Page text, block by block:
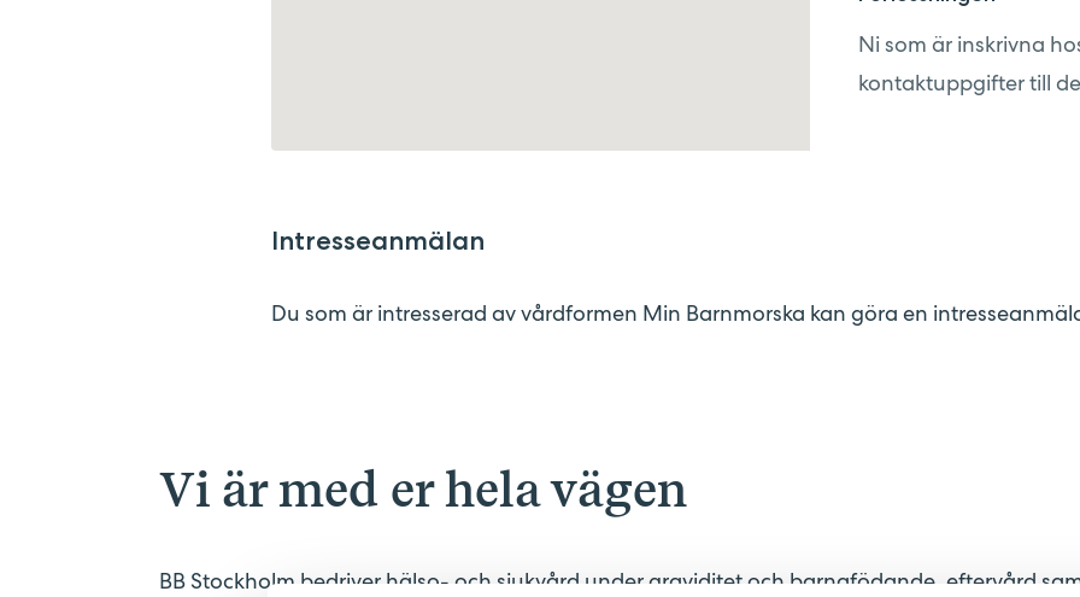
Ni som är inskrivna
kontaktuppgifter till
Intresseanmälan
Du som är intresserad av vårdformen Min Barnmorska kan göra en
Vi är med er hela vägen
BB Stockholm bedriver hälso- och sjukvård under graviditet och barnafödande, eftervård